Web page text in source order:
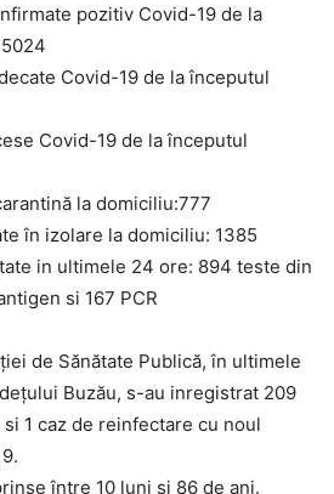
pozitiv Covid-19 de la
Covid-19 de la începutul
Covid-19 de la începutul
la domiciliu:777
în izolare la domiciliu: 1385
in ultimele 24 ore: 894 teste din
si 167 PCR
de Sănătate Publică, în ultimele
Buzău, s-au inregistrat 209
1 caz de reinfectare cu noul
între 10 luni și 86 de ani.